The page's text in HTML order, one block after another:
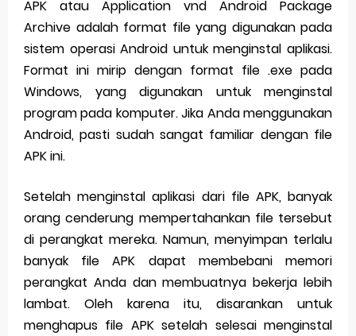
Sunday, 9 August
APK atau Application vnd Android Package
Archive adalah format file yang digunakan pada
sistem operasi Android untuk menginstal aplikasi.
Format ini mirip dengan format file .exe pada
Windows, yang digunakan untuk menginstal
program pada komputer. Jika Anda menggunakan
Android, pasti sudah sangat familiar dengan file
APK ini.
Setelah menginstal aplikasi dari file APK, banyak
orang cenderung mempertahankan file tersebut
di perangkat mereka. Namun, menyimpan terlalu
banyak file APK dapat membebani memori
perangkat Anda dan membuatnya bekerja lebih
lambat. Oleh karena itu, disarankan untuk
menghapus file APK setelah selesai menginstal